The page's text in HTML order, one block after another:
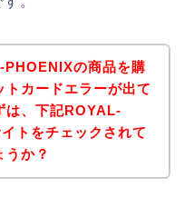
の商品を購
トカードエラーが出て
は、下記ROYAL-
トをチェックされて
うか？